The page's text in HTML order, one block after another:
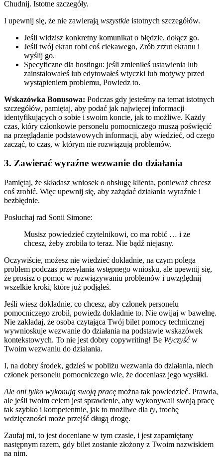
Chudnij. Istotne szczegóły.
I upewnij się, że nie zawierają wszystkie istotnych szczegółów.
Jeśli widzisz konkretny komunikat o błędzie, dołącz go.
Jeśli twój ekran robi coś ciekawego, Zrób zrzut ekranu i
wyślij go.
Specyficzne dla hostingu: jeśli zmieniłeś ustawienia lub
zainstalowałeś lub edytowałeś wtyczki lub motywy przed
wystąpieniem problemu, Powiedz to.
Wskazówka Bonusowa: Podczas gdy jesteśmy na temat istotnych
szczegółów, pamiętaj, aby podać jak najwięcej informacji
identyfikujących o sobie i swoim koncie, jak to możliwe. Każdy
czas, który członkowie personelu pomocniczego muszą poświęcić
na przeglądanie podstawowych informacji, aby wiedzieć, od czego
zacząć, to czas, w którym nie rozwiązują problemów.
3. Zawierać wyraźne wezwanie do działania
Pamiętaj, że składasz wniosek o obsługę klienta, ponieważ chcesz
coś zrobić. Więc upewnij się, aby zażądać działania wyraźnie i
bezbłędnie.
Posłuchaj rad Sonii Simone:
Musisz powiedzieć czytelnikowi, co ma robić … i że
chcesz, żeby zrobiła to teraz. Nie bądź niejasny.
Oczywiście, możesz nie wiedzieć dokładnie, na czym polega
problem podczas przesyłania wstępnego wniosku, ale upewnij się,
że prosisz o pomoc w rozwiązywaniu problemów i uwzględnij
wszelkie kroki, które już podjąłeś.
Jeśli wiesz dokładnie, co chcesz, aby członek personelu
pomocniczego zrobił, powiedz dokładnie to. Nie owijaj w bawełnę.
Nie zakładaj, że osoba czytająca Twój bilet pomocy technicznej
wywnioskuje wezwanie do działania na podstawie wskazówek
kontekstowych. To nie jest dobry copywriting! Be Wyczyśćw
Twoim wezwaniu do działania.
I, na dobry środek, gdzieś w pobliżu wezwania do działania, niech
członek personelu pomocniczego wie, że doceniasz jego wysiłki.
Ale oni tylko wykonują swoją pracę można tak powiedzieć. Prawda,
ale jeśli twoim celem jest sprawienie, aby wykonywali swoją pracę
tak szybko i kompetentnie, jak to możliwe dla ty, trochę
wdzięczności może przejść długą drogę.
Zaufaj mi, to jest doceniane w tym czasie, i jest zapamiętany
następnym razem, gdy bilet zostanie złożony z Twoim nazwiskiem
na nim.